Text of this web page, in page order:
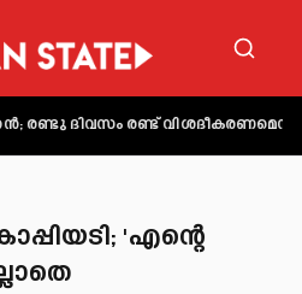
ദിവസം രണ്ട് വിശദീകരണമെന്ന്
'എന്റെ